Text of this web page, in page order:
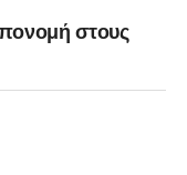
στους